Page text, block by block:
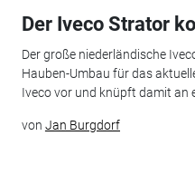
Der Iveco Strator
Der große niederländische
Hauben-Umbau für das
Iveco vor und knüpft damit an
von Jan Burgdorf